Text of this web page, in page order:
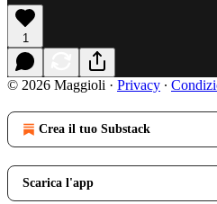
1
© 2026 Maggioli · Privacy ∙
Crea il tuo Substack
Scarica l'app